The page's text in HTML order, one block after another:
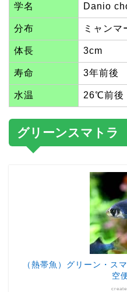
学名 Danio
分布 ミャンマ
体長 3cm
寿命 3年前後
水温 26℃前後
グリーンスマトラ
（熱帯魚）グリーン・ス
空